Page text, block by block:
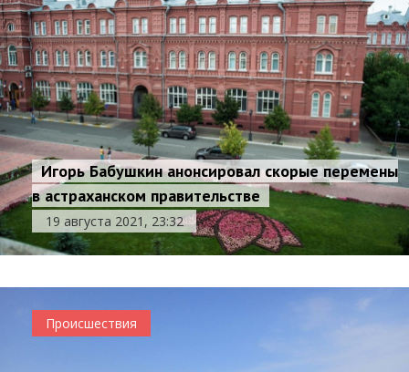
Игорь Бабушкин анонсировал скорые перемены
в астраханском правительстве
19 августа 2021, 23:32
Происшествия